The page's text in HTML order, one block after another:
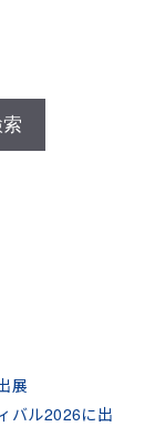
展
バル2026に出